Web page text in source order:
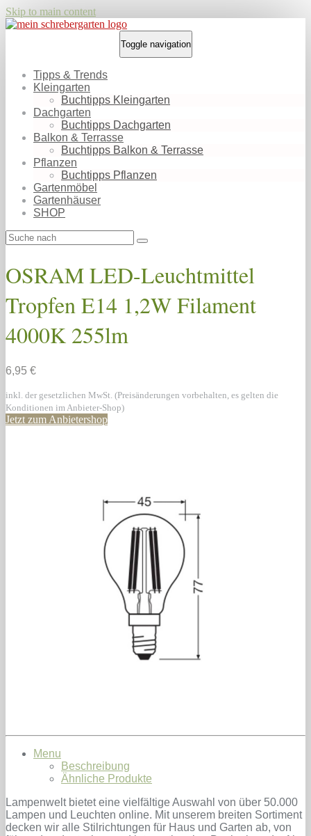
Skip to main content
Toggle navigation
Tipps & Trends
Kleingarten
Buchtipps Kleingarten
Dachgarten
Buchtipps Dachgarten
Balkon & Terrasse
Buchtipps Balkon & Terrasse
Pflanzen
Buchtipps Pflanzen
Gartenmöbel
Gartenhäuser
SHOP
OSRAM LED-Leuchtmittel
Tropfen E14 1,2W Filament
4000K 255lm
6,95 €
inkl. der gesetzlichen MwSt. (Preisänderungen vorbehalten, es gelten die
Konditionen im Anbieter-Shop)
Jetzt zum Anbietershop
Menu
Beschreibung
Ähnliche Produkte
Lampenwelt bietet eine vielfältige Auswahl von über 50.000
Lampen und Leuchten online. Mit unserem breiten Sortiment
decken wir alle Stilrichtungen für Haus und Garten ab, von